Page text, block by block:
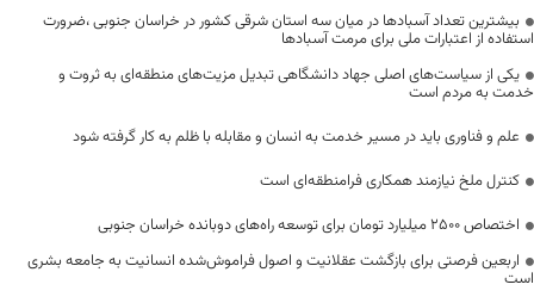
بیشترین تعداد آسبادها در میان سه استان شرقی کشور در خراسان جنوبی ،ضرورت
استفاده از اعتبارات ملی برای مرمت آسبادها
یکی از سیاست‌های اصلی جهاد دانشگاهی تبدیل مزیت‌های منطقه‌ای به ثروت و
خدمت به مردم است
علم و فناوری باید در مسیر خدمت به انسان و مقابله با ظلم به کار گرفته شود
کنترل ملخ نیازمند همکاری فرامنطقه‌ای است
اختصاص 2500 میلیارد تومان برای توسعه راه‌های دوبانده خراسان جنوبی
اربعین فرصتی برای بازگشت عقلانیت و اصول فراموش‌شده انسانیت به جامعه بشری
است